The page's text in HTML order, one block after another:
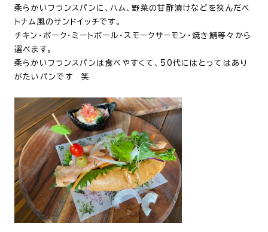
柔らかいフランスパンに、ハム、野菜の甘酢漬けなどを挟んだベ
トナム風のサンドイッチです。
チキン・ポーク・ミートボール・スモークサーモン・焼き鯖等々から
選べます。
柔らかいフランスパンは食べやすくて、50代にはとってはあり
がたいパンです 笑